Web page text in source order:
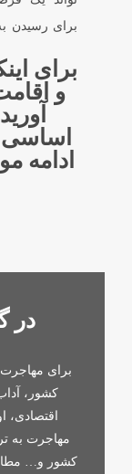
برای رسیدن
برای
و
اساسی
ادامه
در
برای مهاجرت
کشور،
مهاجرت به
کشور و…